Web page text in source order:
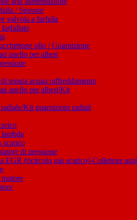
/ Sensore
valvola a farfalla
farfallato
olio / Guarnizione
anello per alberi
tenuta acqua raffreddamento
anello per alberi/Kit
Kit guarnizioni radiali
scarico
di pressione
EGR (ricircolo gas scarico)-Collettore
motore